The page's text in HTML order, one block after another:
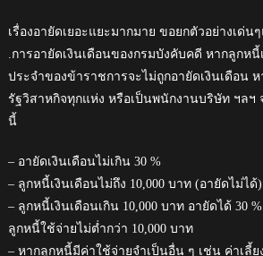
เรื่องอายัดเยอะแยะมากมาย ขอยกตัวอย่างเด่น
.การอายัดเงินเดือนของกรมบังคับคดี หากลูกห
ประจำของข้าราชการจะไม่ถูกอายัดเงินเดือน
รัฐวิสาหกิจทุกแห่ง หรือเป็นพนักงานบริษัท ฯลฯ
นี้
– อายัดเงินเดือนไม่เกิน 30 %
– ลูกหนี้เงินเดือนไม่ถึง 10,000 บาท (อายัดไม่ได้)
– ลูกหนี้เงินเดือนเกิน 10,000 บาท อายัดได้ 30
ลูกหนี้ใช้จ่ายไม่ต่ำกว่า 10,000 บาท
– หากลูกหนี้มีค่าใช้จ่ายจำเป็นอื่น ๆ เช่น ค่าเลี้